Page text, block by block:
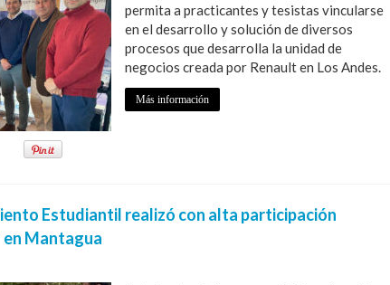
permita a practicantes y tesistas vincularse
en el desarrollo y solución de diversos
procesos que desarrolla la unidad de
negocios creada por Renault en Los Andes.
Más información
Estudiantil realizó con alta participación
en Mantagua